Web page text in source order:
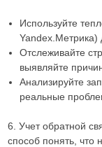
Используйте
Yandex.Метрика)
Отслеживайте
выявляйте
Анализируйте
реальные
6. Учет обратной
способ понять, что